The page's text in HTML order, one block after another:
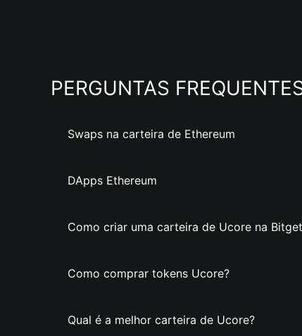
PERGUNTAS
Swaps na carteira de Ethereum
DApps Ethereum
Como criar uma carteira de Ucore na
Como comprar tokens Ucore?
Qual é a melhor carteira de Ucore?